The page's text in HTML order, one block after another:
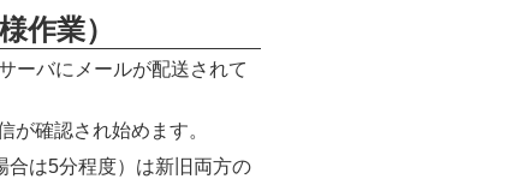
作業）
ーバにメールが配送されて
確認され始めます。
は5分程度）は新旧両方の